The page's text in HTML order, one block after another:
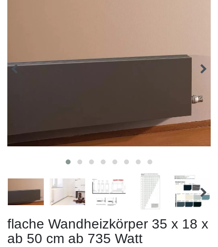
flache Wandheizkörper 35 x 18 x
ab 50 cm ab 735 Watt